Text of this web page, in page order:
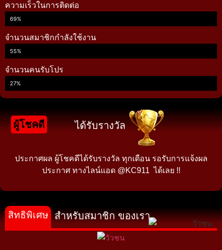
ความเร็วในการติดต่อ
69%
จำนวนสมาชิกกำลังใช้งาน
55%
จำนวนคนรับโปร
27%
ผู้โชคดี ได้รับรางวัล
ประกาศผล ผู้โชคดีได้รับรางวัล ทุกเดือน รอรับการแจ้งผล
ประกาศ ทางไลน์แอด @KC911 ได้เลย !!
สำหรับสมาชิก ของเรา
สิทธิพิเศษ